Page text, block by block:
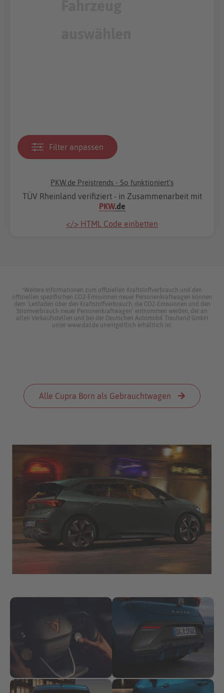
Filter anpassen
PKW.de Preistrends - So funktioniert's
TÜV Rheinland verifiziert - in Zusammenarbeit mit
PKW.de
</> HTML Code einbetten
*Weitere Informationen zum offiziellen Kraftstoffverbrauch und den
offiziellen spezifischen CO2-Emissionen neuer Personenkraftwagen können
dem ‘Leitfaden über den Kraftstoffverbrauch, die CO2-Emissionen und den
Stromverbrauch neuer Personenkraftwagen’ entnommen werden, der an
allen Verkaufsstellen und bei der Deutschen Automobil Treuhand GmbH
unter www.dat.de unentgeltlich erhältlich ist.
Alle Cupra Born als Gebrauchtwagen